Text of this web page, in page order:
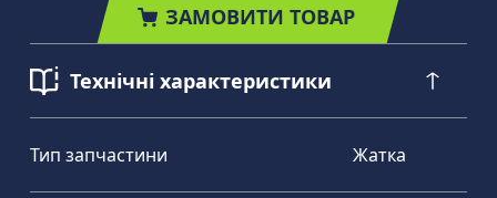
ЗАМОВИТИ ТОВАР
Технічні характеристики
Тип запчастини Жатка